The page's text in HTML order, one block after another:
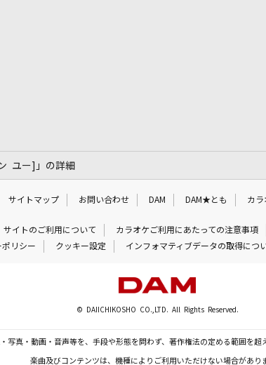
ユー]」の詳細
サイトマップ お問い合わせ DAM DAM★とも カラ
サイトのご利用について カラオケご利用にあたっての注意事項
リシー
クッキー設定 インフォマティブデータの取得につ
© DAIICHIKOSHO CO.,LTD. All Rights Reserved.
写真・動画・音声等を、手段や形態を問わず、著作権法の定める範囲を超
楽曲及びコンテンツは、機種によりご利用いただけない場合があり